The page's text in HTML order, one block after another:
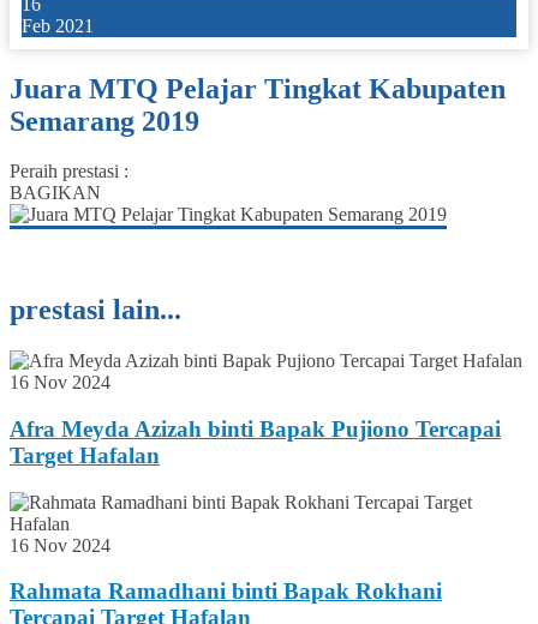
Feb 2021
Juara MTQ Pelajar Tingkat Kabupaten
Semarang 2019
Peraih prestasi :
BAGIKAN
prestasi lain...
16 Nov 2024
Afra Meyda Azizah binti Bapak Pujiono Tercapai
Target Hafalan
16 Nov 2024
Rahmata Ramadhani binti Bapak Rokhani
Tercapai Target Hafalan